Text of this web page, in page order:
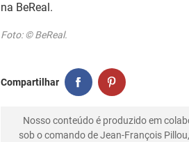
na BeReal.
Foto: © BeReal.
Compartilhar
Nosso conteúdo é produzido em
sob o comando de Jean-François